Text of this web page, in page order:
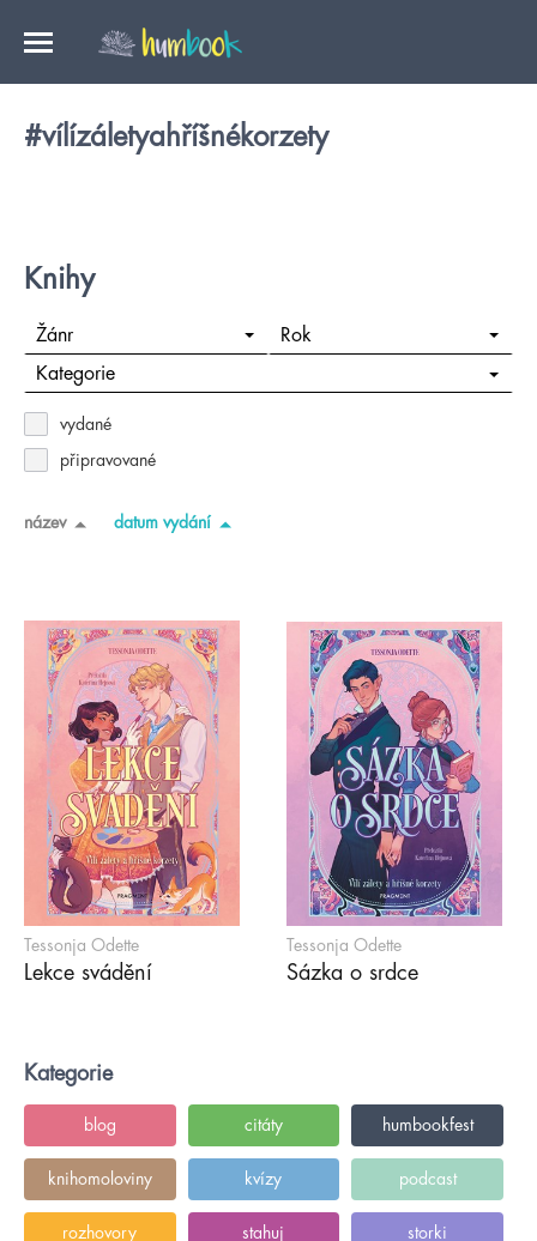
#vílízáletyahříšnékorzety
Knihy
Žánr Rok
Kategorie
vydané
připravované
název datum vydání
Tessonja Odette
Lekce svádění
Tessonja Odette
Sázka o srdce
Kategorie
blog citáty humbookfest
knihomoloviny kvízy podcast
rozhovory stahuj storki